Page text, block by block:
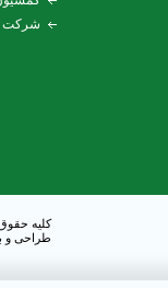
شرکت
کلیه
طراحی و